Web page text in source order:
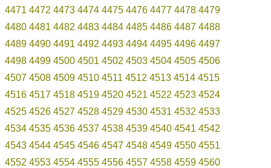
4471 4472 4473 4474 4475 4476 4477 4478 4479
4480 4481 4482 4483 4484 4485 4486 4487 4488
4489 4490 4491 4492 4493 4494 4495 4496 4497
4498 4499 4500 4501 4502 4503 4504 4505 4506
4507 4508 4509 4510 4511 4512 4513 4514 4515
4516 4517 4518 4519 4520 4521 4522 4523 4524
4525 4526 4527 4528 4529 4530 4531 4532 4533
4534 4535 4536 4537 4538 4539 4540 4541 4542
4543 4544 4545 4546 4547 4548 4549 4550 4551
4552 4553 4554 4555 4556 4557 4558 4559 4560